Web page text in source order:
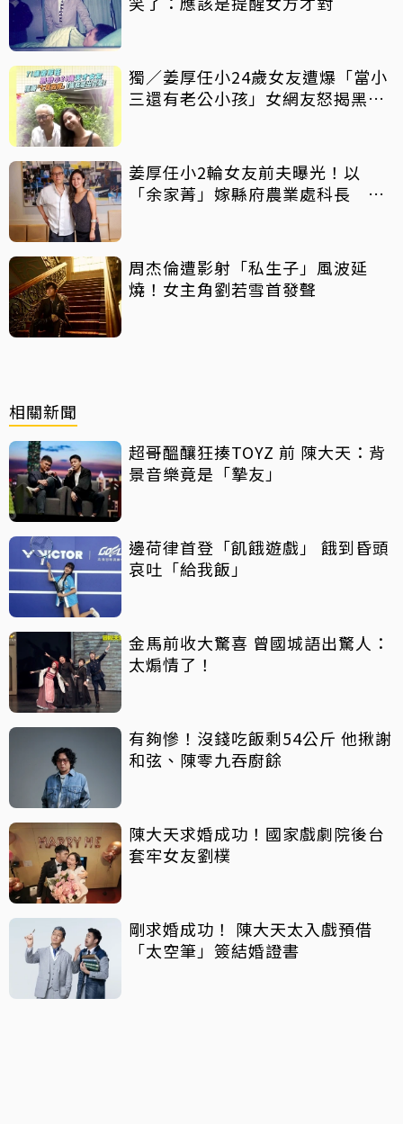
獨／姜厚任小24歲女友遭爆「當小
三還有老公小孩」女網友怒揭黑歷
姜厚任小2輪女友前夫曝光！以
「余家菁」嫁縣府農業處科長 交
周杰倫遭影射「私生子」風波延
燒！女主角劉若雪首發聲
相關新聞
超哥醞釀狂揍TOYZ 前 陳大天：背
景音樂竟是「摯友」
邊荷律首登「飢餓遊戲」 餓到昏頭
哀吐「給我飯」
金馬前收大驚喜 曾國城語出驚人：
太煽情了！
有夠慘！沒錢吃飯剩54公斤 他揪謝
和弦、陳零九吞廚餘
陳大天求婚成功！國家戲劇院後台
套牢女友劉樸
剛求婚成功！ 陳大天太入戲預借
「太空筆」簽結婚證書